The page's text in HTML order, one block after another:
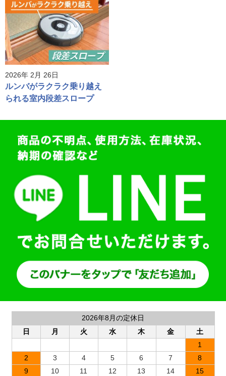
2026年 2月 26日
ルンバがラクラク乗り越え
られる室内段差スロープ
2026年8月の定休日
日
月 火 水 木 金
土
1
2
3 4 5 6 7
8
9
10 11 12 13 14
15